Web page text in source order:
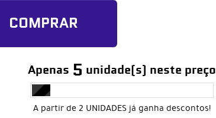
COMPRAR
Apenas 5 unidade(s) neste preço
A partir de 2 UNIDADES já ganha descontos!